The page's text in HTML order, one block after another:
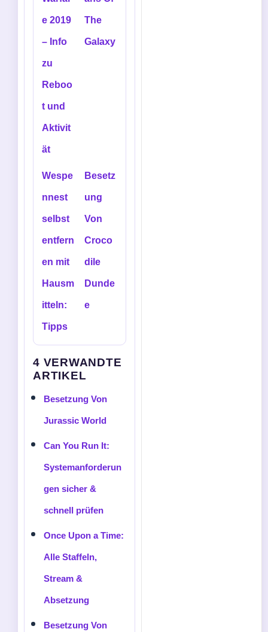
e 2019
– Info
zu
Reboo
t und
Aktivit
ät
The
Galaxy
Wespe
nnest
selbst
entfern
en mit
Hausm
itteln:
Tipps
Besetz
ung
Von
Croco
dile
Dunde
e
4 VERWANDTE
ARTIKEL
Besetzung Von
Jurassic World
Can You Run It:
Systemanforderun
gen sicher &
schnell prüfen
Once Upon a Time:
Alle Staffeln,
Stream &
Absetzung
Besetzung Von